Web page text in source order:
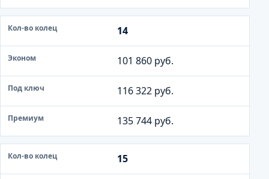
14
101 860 руб.
116 322 руб.
135 744 руб.
15